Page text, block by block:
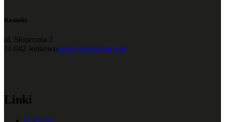
Kontakt
ul. Słoneczna 2
11-042 Jonkowowss@wssjonkowo.pl
Linki